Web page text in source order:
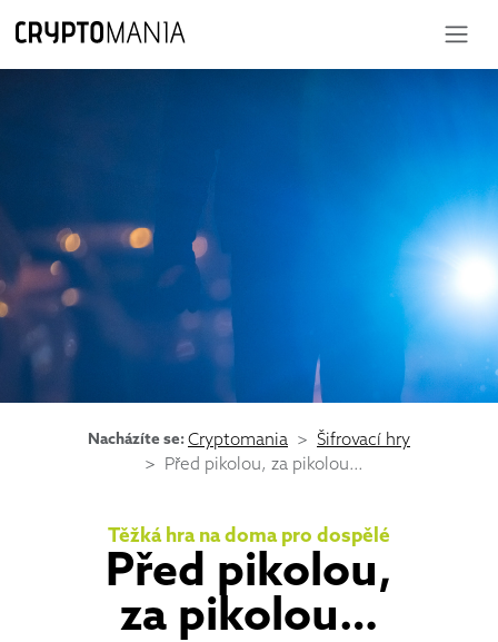
Nacházíte se: Cryptomania
Šifrovací hry
Před pikolou, za pikolou…
Těžká hra na doma pro dospělé
Před pikolou,
za pikolou…